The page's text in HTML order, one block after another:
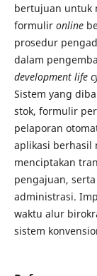
bertujuan untuk
formulir online
prosedur
dalam
development life
Sistem yang
stok, formulir
pelaporan
aplikasi berhasil
menciptakan
pengajuan,
administrasi.
waktu alur
sistem